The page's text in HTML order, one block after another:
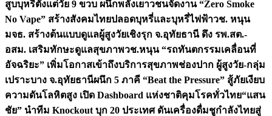
สูบบุหรี่ตั้งแต่วัย 9 ขวบ ผนึกพลังเยาวชนจัดงาน “Zero Smoke
No Vape” สร้างสังคมไทยปลอดบุหรี่และบุหรี่ไฟฟ้าวช. หนุน
มจธ. สร้างต้นแบบดูแลผู้สูงวัยเชิงรุก จ.อุทัยธานี ดึง รพ.สต.-
อสม. เสริมทักษะดูแลสุขภาพวช.หนุน “รถทันตกรรมเคลื่อนที่
อัจฉริยะ” เพิ่มโอกาสเข้าถึงบริการสุขภาพช่องปาก ผู้สูงวัย-กลุ่ม
เปราะบาง จ.อุทัยธานีผนึก 5 ภาคี “Beat the Pressure” สู้ภัยเงียบ
ความดันโลหิตสูง เปิด Dashboard แห่งชาติคุมโรคทั่วไทย“แสน
ชัย” นำทีม Knockout บุก 20 ประเทศ ดันเครื่องดื่มชูกำลังไทยสู่